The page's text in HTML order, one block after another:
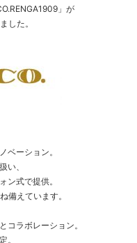
」が
した。
ベーション。
い、
ン式で提供。
備えています。
コラボレーション。
。